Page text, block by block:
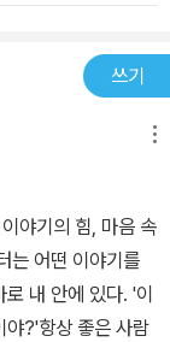
석이 외롭고 허무해
춰보았다.“사람
는 것보다 한 구석
서 예전에 즐겨 맞
생각났다. 하나의
퍼즐. 꽉 차 있는
처럼 삶을 굳어지
허전함이 살고 싶은
구석에 퍼즐의 빈
쓰기
야기의 힘, 마음 속
는 어떤 이야기를
내 안에 있다. '이
야?'항상 좋은 사람